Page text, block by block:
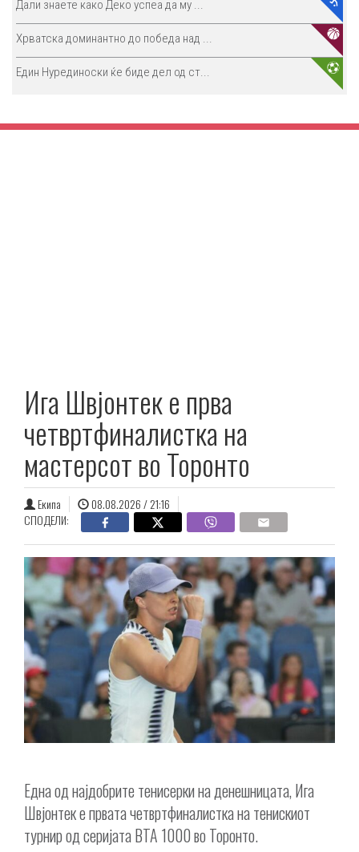
Дали знаете како Деко успеа да му ...
Хрватска доминантно до победа над ...
Един Нурединоски ќе биде дел од ст...
Ига Швјонтек е прва
четвртфиналистка на
мастерсот во Торонто
Екипа
08.08.2026 / 21:16
СПОДЕЛИ:
Една од најдобрите тенисерки на денешницата, Ига
Швјонтек е првата четвртфиналистка на тенискиот
турнир од серијата ВТА 1000 во Торонто.